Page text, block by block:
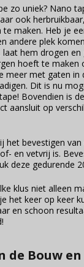
zo uniek? Nano
ook
te maken. Heb je
andere plek
hem drogen en
hoeft te maken
meer met gaten
Dit is nu
Bovendien is
aansluit op
het bevestigen
en vetvrij is.
deze gedurende
klus niet alleen
het keer op keer
en schoon
de Bouw en